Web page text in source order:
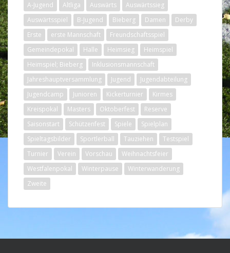
A-Jugend Altliga Auswärts
Auswärtssieg
Auswärtsspiel
B-Jugend Bieberg Damen
Derby
Erste
erste Mannschaft
Freundschaftsspiel
Gemeindepokal
Halle Heimsieg
Heimspiel
Heimspiel; Bieberg
Inklusionsmannschaft
Jahreshauptversammlung
Jugend
Jugendabteilung
Jugendcamp
Junioren Kickerturnier
Kirmes
Kreispokal
Masters Oktoberfest
Reserve
Saisonstart
Schützenfest Spiele
Spielplan
Spieltagsbilder
Sportlerball Tauziehen
Testspiel
Turnier
Verein Vorschau
Weihnachtsfeier
Westfalenpokal
Winterpause
Winterwanderung
Zweite